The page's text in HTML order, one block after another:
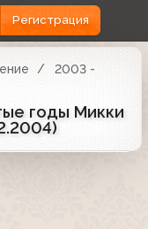
Регистрация
2003 -
годы Микки